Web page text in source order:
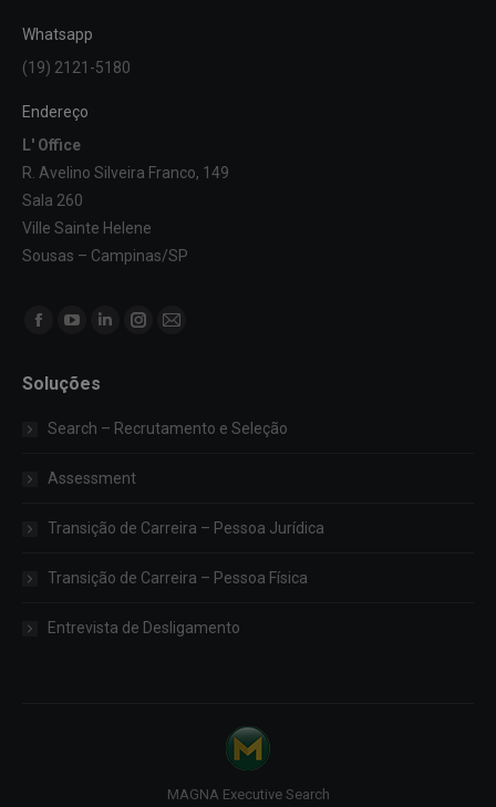
Whatsapp
(19) 2121-5180
Endereço
L' Office
R. Avelino Silveira Franco, 149
Sala 260
Ville Sainte Helene
Sousas – Campinas/SP
Encontre-nos em:
Facebook
opens
in
window
YouTube
opens
window
Linkedin
in
window
Instagram
Mail
Soluções
Search – Recrutamento e Seleção
Assessment
Transição de Carreira – Pessoa Jurídica
Transição de Carreira – Pessoa Física
Entrevista de Desligamento
MAGNA Executive Search